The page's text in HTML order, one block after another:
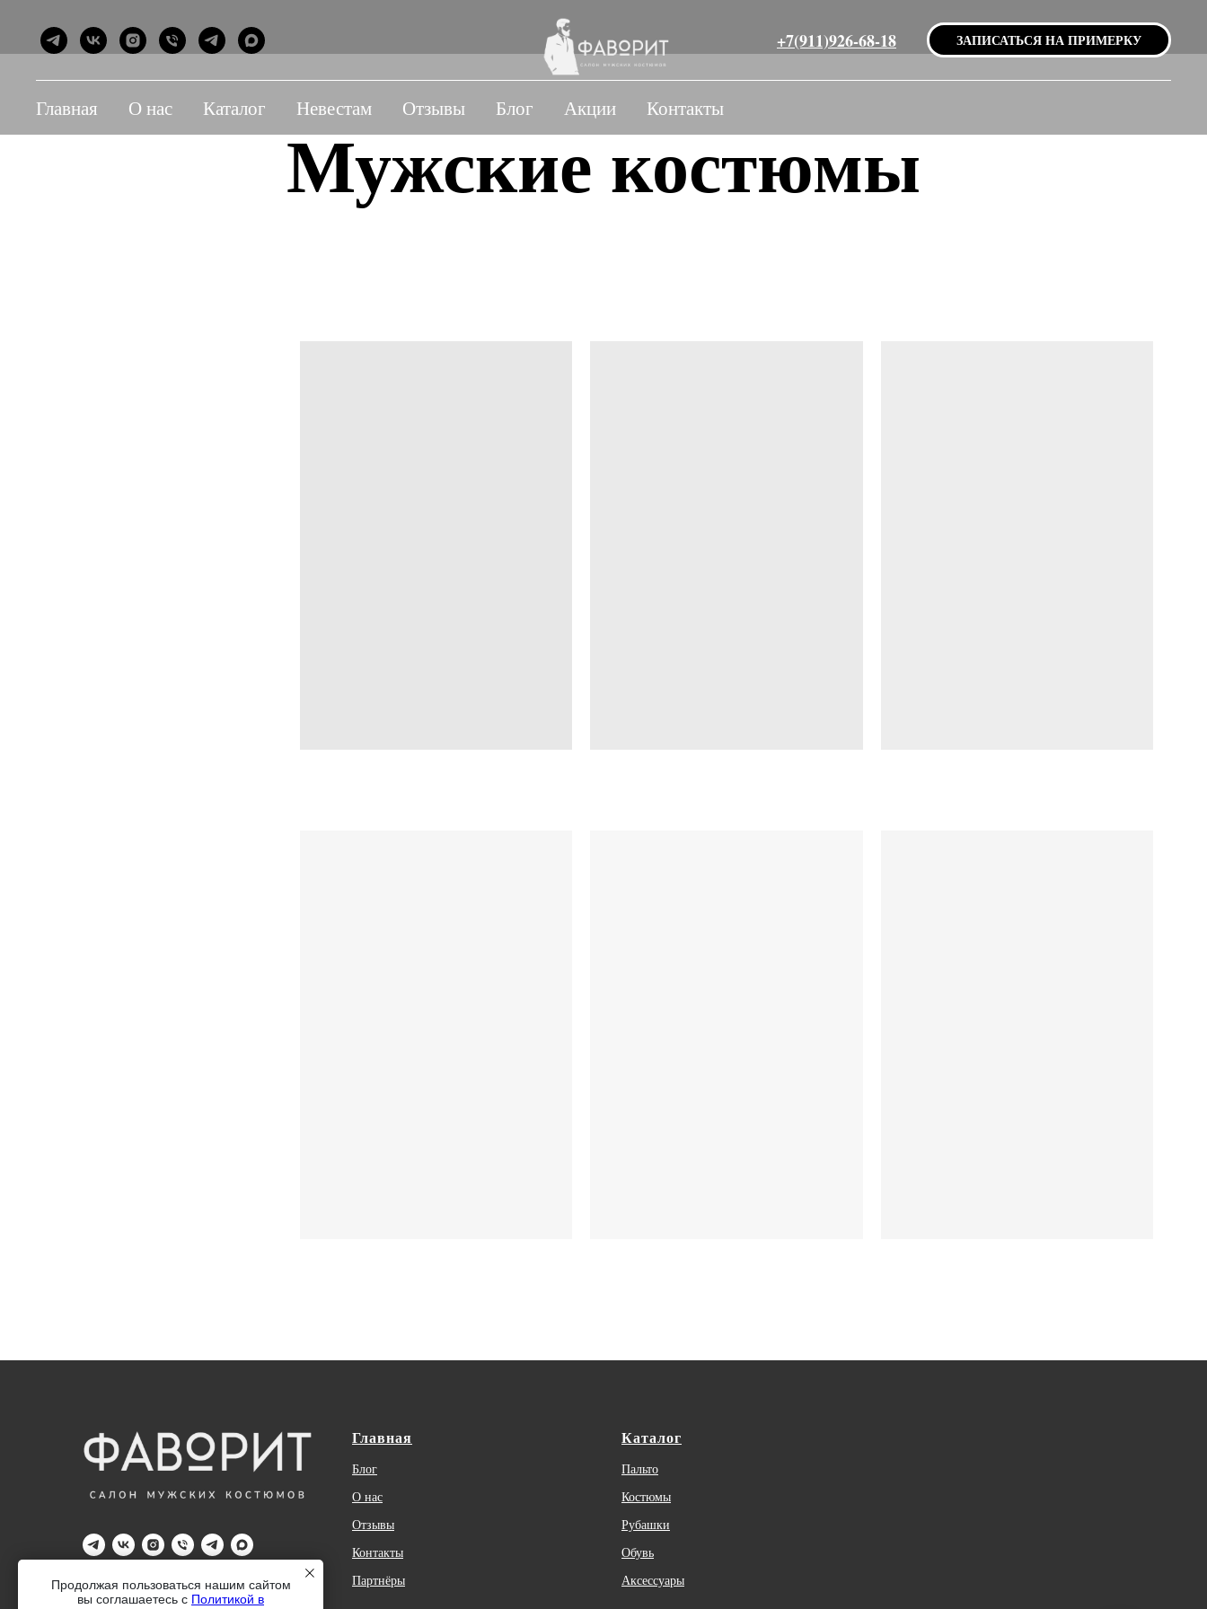
Продолжая пользоваться нашим сайтом
вы соглашаетесь с Политикой в
+7(911)926-68-18 ЗАПИСАТЬСЯ НА ПРИМЕРКУ
Главная О нас Каталог Невестам Отзывы Блог Акции Контакты
Мужские костюмы
2026 © Салон стильных мужских костюмов
ФАВОРИТ
Главная
Блог
О нас
Отзывы
Контакты
Партнёры
Каталог
Пальто
Костюмы
Рубашки
Обувь
Аксессуары